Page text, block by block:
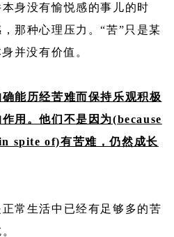
身没有愉悦感的事儿的时
那种心理压力。“苦”只是某
并没有价值。
能历经苦难而保持乐观积极
用。他们不是因为(because
spite of)有苦难，仍然成长
常生活中已经有足够多的苦